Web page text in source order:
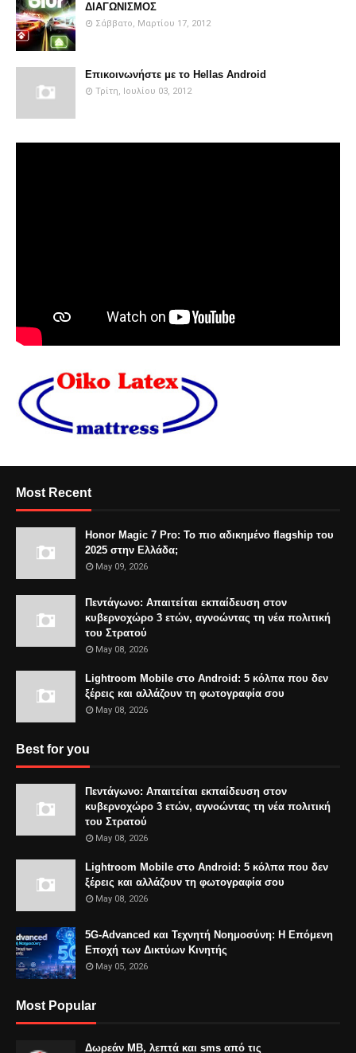
ΔΙΑΓΩΝΙΣΜΟΣ
Σάββατο, Μαρτίου 17, 2012
Επικοινωνήστε με το Hellas Android
Τρίτη, Ιουλίου 03, 2012
Most Recent
Honor Magic 7 Pro: Το πιο αδικημένο flagship του
2025 στην Ελλάδα;
May 09, 2026
Πεντάγωνο: Απαιτείται εκπαίδευση στον
κυβερνοχώρο 3 ετών, αγνοώντας τη νέα πολιτική
του Στρατού
May 08, 2026
Lightroom Mobile στο Android: 5 κόλπα που δεν
ξέρεις και αλλάζουν τη φωτογραφία σου
May 08, 2026
Best for you
Πεντάγωνο: Απαιτείται εκπαίδευση στον
κυβερνοχώρο 3 ετών, αγνοώντας τη νέα πολιτική
του Στρατού
May 08, 2026
Lightroom Mobile στο Android: 5 κόλπα που δεν
ξέρεις και αλλάζουν τη φωτογραφία σου
May 08, 2026
5G-Advanced και Τεχνητή Νοημοσύνη: Η Επόμενη
Εποχή των Δικτύων Κινητής
May 05, 2026
Most Popular
Δωρεάν MB, λεπτά και sms από τις